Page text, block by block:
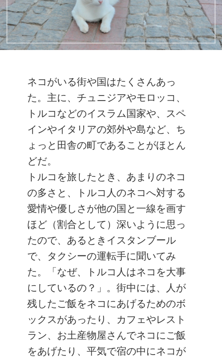
ネコがいる街や国はたくさんあっ
た。主に、チュニジアやモロッコ、
トルコなどのイスラム国家や、スペ
インやイタリアの郊外や島など、ち
ょっと田舎の町であることがほとん
どだ。
トルコを旅したとき、あまりのネコ
の多さと、トルコ人のネコへ対する
愛情や優しさが他の国と一線を画す
ほど（割合として）深いように思っ
たので、あるときイスタンブール
で、タクシーの運転手に聞いてみ
た。「なぜ、トルコ人はネコを大事
にしているの？」。街中には、人が
残したご飯をネコにあげるためのボ
ックスがあったり、カフェやレスト
ラン、お土産物屋さんでネコにご飯
をあげたり、平気で宿の中にネコが